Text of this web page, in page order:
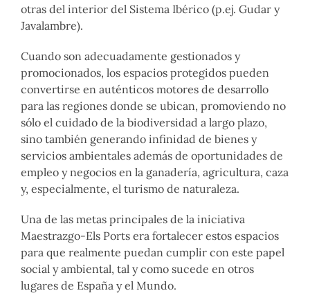
otras del interior del Sistema Ibérico (p.ej. Gudar y
Javalambre).
Cuando son adecuadamente gestionados y
promocionados, los espacios protegidos pueden
convertirse en auténticos motores de desarrollo
para las regiones donde se ubican, promoviendo no
sólo el cuidado de la biodiversidad a largo plazo,
sino también generando infinidad de bienes y
servicios ambientales además de oportunidades de
empleo y negocios en la ganadería, agricultura, caza
y, especialmente, el turismo de naturaleza.
Una de las metas principales de la iniciativa
Maestrazgo-Els Ports era fortalecer estos espacios
para que realmente puedan cumplir con este papel
social y ambiental, tal y como sucede en otros
lugares de España y el Mundo.